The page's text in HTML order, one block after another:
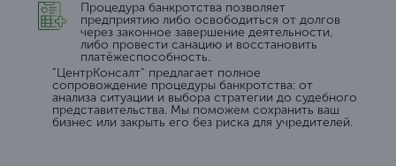
Процедура банкротства позволяет
предприятию либо освободиться от долгов
через законное завершение деятельности,
либо провести санацию и восстановить
платёжеспособность.
"ЦентрКонсалт" предлагает полное
сопровождение процедуры банкротства: от
анализа ситуации и выбора стратегии до судебного
представительства. Мы поможем сохранить ваш
бизнес или закрыть его без риска для учредителей.